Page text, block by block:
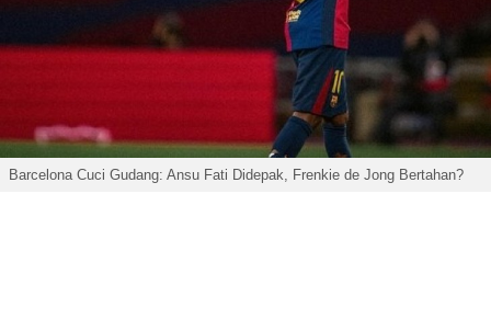
Barcelona Cuci Gudang: Ansu Fati Didepak, Frenkie de Jong Bertahan?